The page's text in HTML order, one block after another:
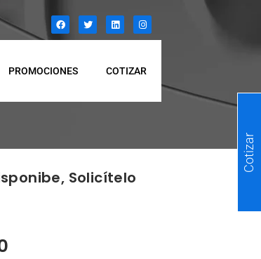
PROMOCIONES COTIZAR
Solicítelo
Cotizar